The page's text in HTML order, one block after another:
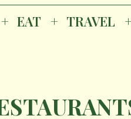
EAT TRAVEL